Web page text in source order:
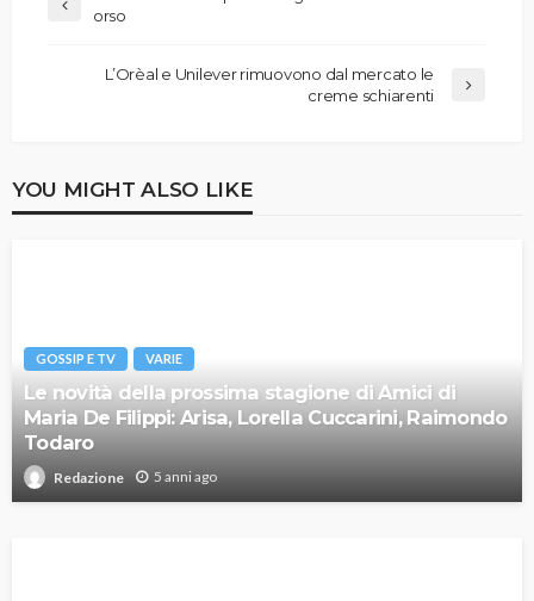
orso
L’Orèal e Unilever rimuovono dal mercato le
creme schiarenti
YOU MIGHT ALSO LIKE
GOSSIP E TV VARIE
Le novità della prossima stagione di Amici di
Maria De Filippi: Arisa, Lorella Cuccarini, Raimondo
Todaro
Redazione 5 anni ago